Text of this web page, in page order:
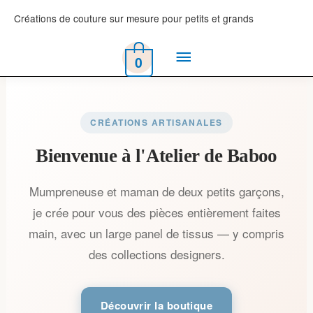
Créations de couture sur mesure pour petits et grands
Menu
0
CRÉATIONS ARTISANALES
Bienvenue à l'Atelier de Baboo
Mumpreneuse et maman de deux petits garçons,
je crée pour vous des pièces entièrement faites
main, avec un large panel de tissus — y compris
des collections designers.
Découvrir la boutique